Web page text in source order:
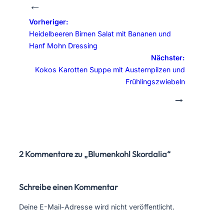
←
Vorheriger:
Heidelbeeren Birnen Salat mit Bananen und
Hanf Mohn Dressing
Nächster:
Kokos Karotten Suppe mit Austernpilzen und
Frühlingszwiebeln
→
2 Kommentare zu „Blumenkohl Skordalia“
Schreibe einen Kommentar
Deine E-Mail-Adresse wird nicht veröffentlicht.